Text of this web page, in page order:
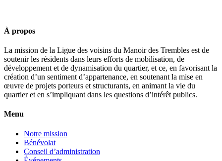
À propos
La mission de la Ligue des voisins du Manoir des Trembles est de
soutenir les résidents dans leurs efforts de mobilisation, de
développement et de dynamisation du quartier, et ce, en favorisant la
création d’un sentiment d’appartenance, en soutenant la mise en
œuvre de projets porteurs et structurants, en animant la vie du
quartier et en s’impliquant dans les questions d’intérêt publics.
Menu
Notre mission
Bénévolat
Conseil d’administration